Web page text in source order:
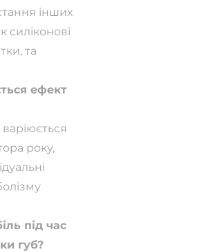
інших
силіконові
та
ефект
року,
під час
губ?